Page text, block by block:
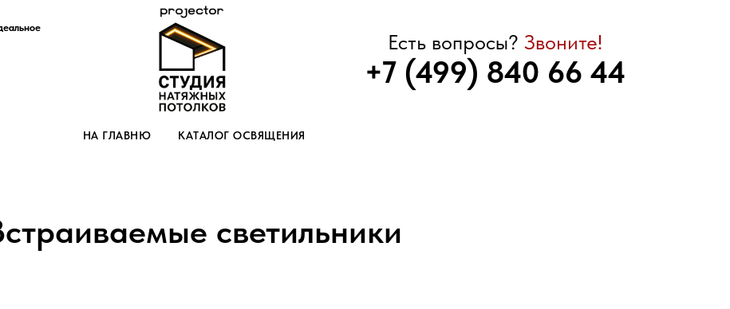
Есть вопросы? Звоните!
+7 (499) 840 66 44
НА ГЛАВНЮ КАТАЛОГ ОСВЯЩЕНИЯ
светильники